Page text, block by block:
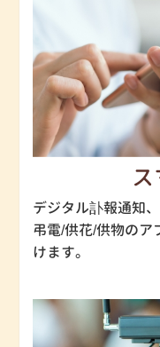
デジタル訃報通知
弔電/供花/供物のア
けます。